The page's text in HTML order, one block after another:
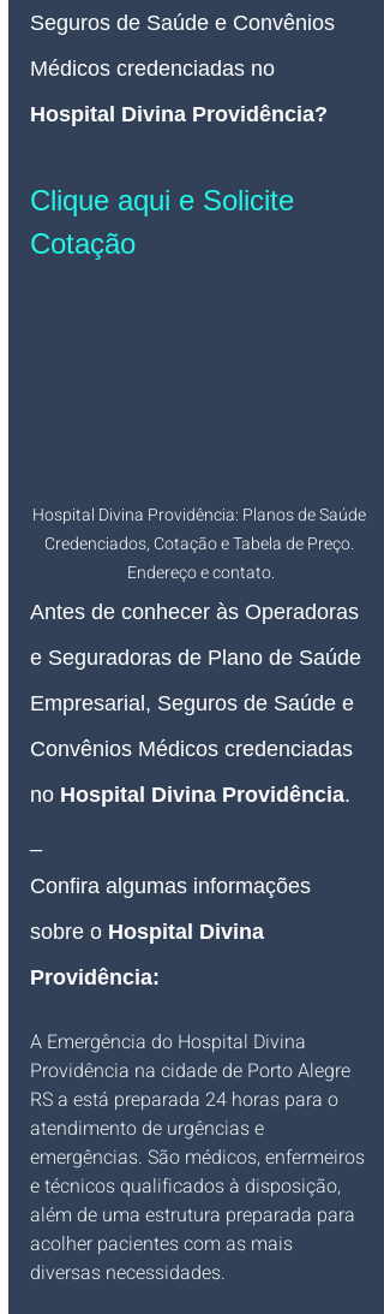
Seguros de Saúde e Convênios
Médicos credenciadas no
Hospital Divina Providência?
Clique aqui e Solicite
Cotação
Hospital Divina Providência: Planos de Saúde
Credenciados, Cotação e Tabela de Preço.
Endereço e contato.
Antes de conhecer às Operadoras
e Seguradoras de Plano de Saúde
Empresarial, Seguros de Saúde e
Convênios Médicos credenciadas
no Hospital Divina Providência.
Confira algumas informações
sobre o Hospital Divina
Providência:
A Emergência do Hospital Divina
Providência na cidade de Porto Alegre
RS a está preparada 24 horas para o
atendimento de urgências e
emergências. São médicos, enfermeiros
e técnicos qualificados à disposição,
além de uma estrutura preparada para
acolher pacientes com as mais
diversas necessidades.